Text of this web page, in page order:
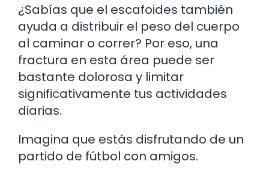
¿Sabías que el escafoides también
ayuda a distribuir el peso del cuerpo
al caminar o correr? Por eso, una
fractura en esta área puede ser
bastante dolorosa y limitar
significativamente tus actividades
diarias.
Imagina que estás disfrutando de un
partido de fútbol con amigos.